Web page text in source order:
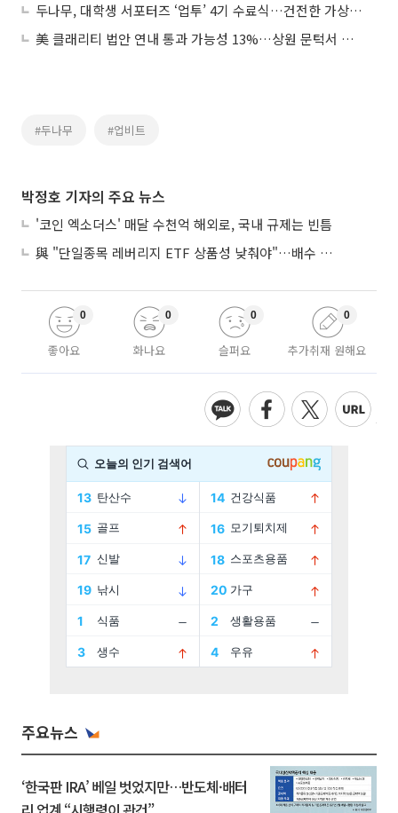
두나무, 대학생 서포터즈 ‘업투’ 4기 수료식…건전한 가상자산 투자문화 확산
美 클래리티 법안 연내 통과 가능성 13%…상원 문턱서 제동
#두나무 #업비트
박정호 기자의 주요 뉴스
'코인 엑소더스' 매달 수천억 해외로, 국내 규제는 빈틈
與 "단일종목 레버리지 ETF 상품성 낮춰야"…배수 조정안도 거론
좋아요
0
화나요
0
슬퍼요
0
추가취재 원해요
0
주요뉴스
‘한국판 IRA’ 베일 벗었지만…반도체·배터